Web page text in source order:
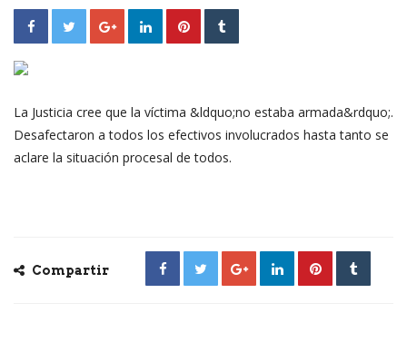
La Justicia cree que la víctima &ldquo;no estaba armada&rdquo;.
Desafectaron a todos los efectivos involucrados hasta tanto se
aclare la situación procesal de todos.
Compartir